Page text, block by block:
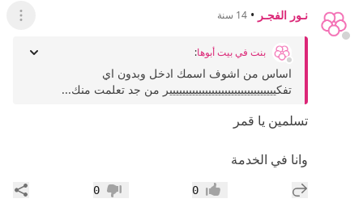
نـور الفجـر • 14 سنة عرض
بنت في بيت أبوها:
اساس من اشوف اسمك ادخل وبدون اي
تفكييييييييييييييييييييييييييييييييير من جد تعلمت منك...
تسلمين يا قمر
وانا في الخدمة
إضافة رد جديد إعجاب0 عدم إعجاب
0